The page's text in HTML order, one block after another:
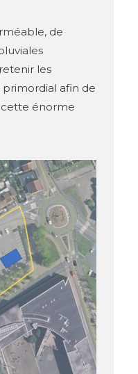
de
les
afin de
énorme